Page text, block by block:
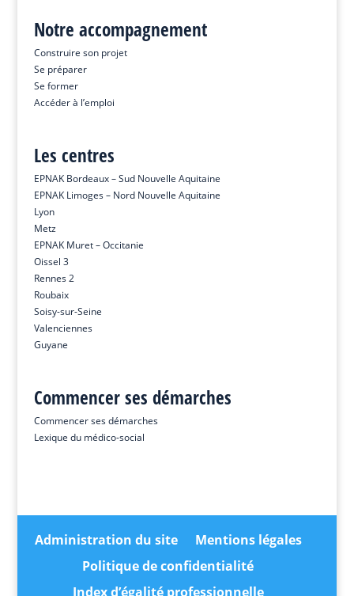
Notre accompagnement
Construire son projet
Se préparer
Se former
Accéder à l’emploi
Les centres
EPNAK Bordeaux – Sud Nouvelle Aquitaine
EPNAK Limoges – Nord Nouvelle Aquitaine
Lyon
Metz
EPNAK Muret – Occitanie
Oissel 3
Rennes 2
Roubaix
Soisy-sur-Seine
Valenciennes
Guyane
Commencer ses démarches
Commencer ses démarches
Lexique du médico-social
Administration du site
Mentions légales
Politique de confidentialité
Index d’égalité professionnelle